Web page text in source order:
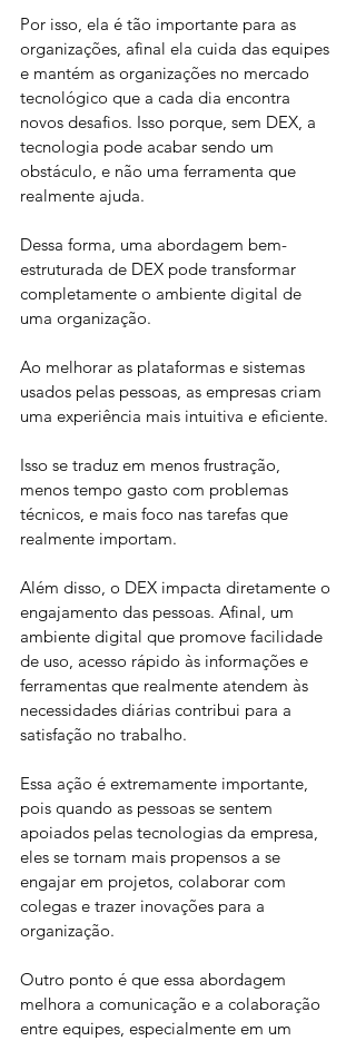
Por isso, ela é tão importante para as
organizações, afinal ela cuida das equipes
e mantém as organizações no mercado
tecnológico que a cada dia encontra
novos desafios. Isso porque, sem DEX, a
tecnologia pode acabar sendo um
obstáculo, e não uma ferramenta que
realmente ajuda.
Dessa forma, uma abordagem bem-
estruturada de DEX pode transformar
completamente o ambiente digital de
uma organização.
Ao melhorar as plataformas e sistemas
usados pelas pessoas, as empresas criam
uma experiência mais intuitiva e eficiente.
Isso se traduz em menos frustração,
menos tempo gasto com problemas
técnicos, e mais foco nas tarefas que
realmente importam.
Além disso, o DEX impacta diretamente o
engajamento das pessoas. Afinal, um
ambiente digital que promove facilidade
de uso, acesso rápido às informações e
ferramentas que realmente atendem às
necessidades diárias contribui para a
satisfação no trabalho.
Essa ação é extremamente importante,
pois quando as pessoas se sentem
apoiados pelas tecnologias da empresa,
eles se tornam mais propensos a se
engajar em projetos, colaborar com
colegas e trazer inovações para a
organização.
Outro ponto é que essa abordagem
melhora a comunicação e a colaboração
entre equipes, especialmente em um